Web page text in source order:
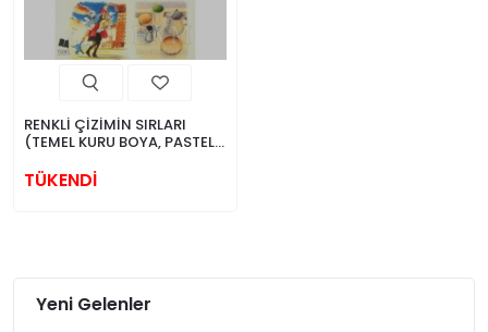
RENKLİ ÇİZİMİN SIRLARI
(TEMEL KURU BOYA, PASTEL
TÜKENDİ
Yeni Gelenler